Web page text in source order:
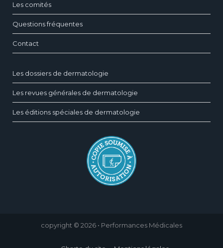
Les comités
Questions fréquentes
Contact
Les dossiers de dermatologie
Les revues générales de dermatologie
Les éditions spéciales de dermatologie
copyright © 2026 • Performances Médicales